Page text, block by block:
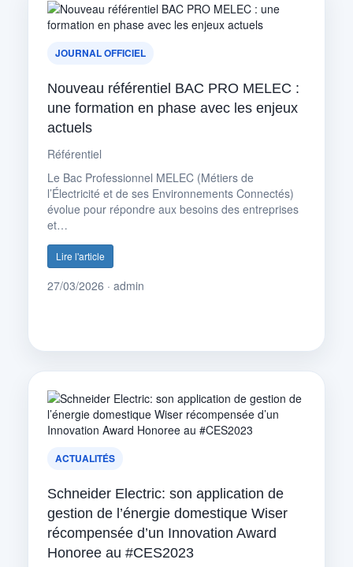
JOURNAL OFFICIEL
Nouveau référentiel BAC PRO MELEC :
une formation en phase avec les enjeux
actuels
Référentiel
Le Bac Professionnel MELEC (Métiers de
l’Électricité et de ses Environnements Connectés)
évolue pour répondre aux besoins des entreprises
et…
Lire l'article
27/03/2026 · admin
ACTUALITÉS
Schneider Electric: son application de
gestion de l’énergie domestique Wiser
récompensée d’un Innovation Award
Honoree au #CES2023